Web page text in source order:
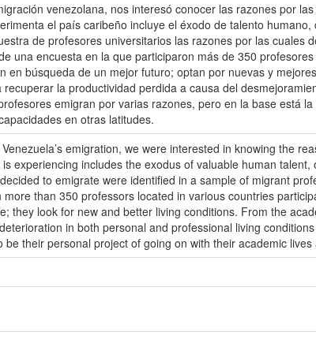
venezolana, nos interesó conocer las razones por
el país caribeño incluye el éxodo de talento
de profesores universitarios las razones por las cuales
una encuesta en la que participaron más de 350
en búsqueda de un mejor futuro; optan por nuevas y
la productividad perdida a causa del
emigran por varias razones, pero en la base está
en otras latitudes.
emigration, we were interested in knowing the
experiencing includes the exodus of valuable human
to emigrate were identified in a sample of migrant
than 350 professors located in various countries
they look for new and better living conditions. From the
in both personal and professional living
their personal project of going on with their academic